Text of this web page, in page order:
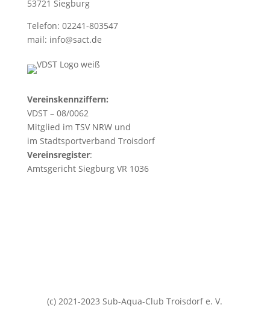
53721 Siegburg
Telefon: 02241-803547
mail: info@sact.de
Vereinskennziffern:
VDST – 08/0062
Mitglied im TSV NRW und
im Stadtsportverband Troisdorf
Vereinsregister:
Amtsgericht Siegburg VR 1036
(c) 2021-2023 Sub-Aqua-Club Troisdorf e. V.